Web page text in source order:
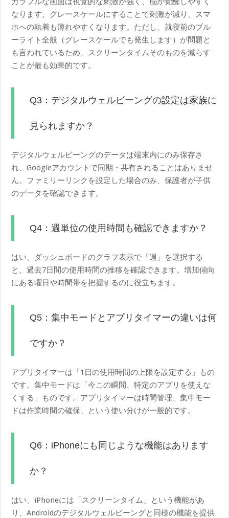
なります。グレースケールにすることで刺激が減り、スマ
ホへの執着も薄れやすくなります。ただし、就寝前のブル
ーライト全般（グレースケールでも発生します）が問題と
も言われているため、スクリーンタイムそのものを減らす
ことが最も効果的です。
Q3：デジタルウェルビーングの設定は家族に
見られますか？
デジタルウェルビーングのデータは端末内にのみ保存さ
れ、Googleアカウントで同期・共有されることはありませ
ん。ファミリーリンクを設定した場合のみ、保護者が子供
のデータを確認できます。
Q4：週単位の使用時間も確認できますか？
はい、ダッシュボードのグラフ表示で「週」を選択する
と、過去7日間の使用時間の推移を確認できます。増加傾向
にある曜日や時間帯を把握するのに役立ちます。
Q5：集中モードとアプリタイマーの違いは何
ですか？
アプリタイマーは「1日の使用時間の上限を設定する」もの
です。集中モードは「今この瞬間、特定のアプリを使えな
くする」ものです。アプリタイマーは時間管理、集中モー
ドは作業時間の確保、という使い分けが一般的です。
Q6：iPhoneにも同じような機能はあります
か？
はい、iPhoneには「スクリーンタイム」という機能があ
り、Androidのデジタルウェルビーングと同様の機能を提供